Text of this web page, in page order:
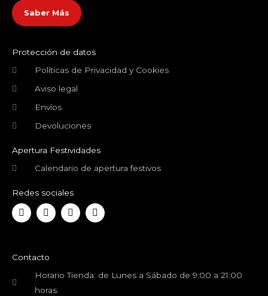
Saber Más
Protección de datos
Políticas de Privacidad y Cookies
Aviso legal
Envíos
Devoluciones
Apertura Festividades
Calendario de apertura festivos
Redes sociales
F
a
o
T
w
e
Y
o
I
n
a
Contacto
Horario Tienda: de Lunes a Sábado de 9:00 a 21:00
horas.